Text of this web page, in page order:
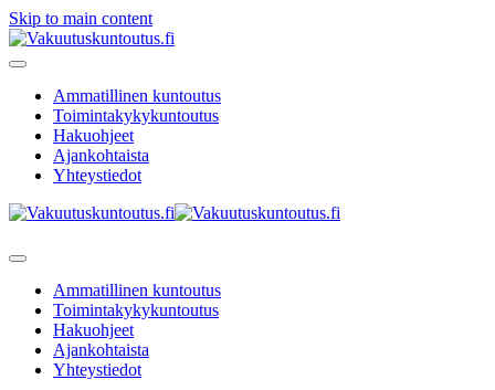
Skip to main content
Ammatillinen kuntoutus
Toimintakykykuntoutus
Hakuohjeet
Ajankohtaista
Yhteystiedot
Ammatillinen kuntoutus
Toimintakykykuntoutus
Hakuohjeet
Ajankohtaista
Yhteystiedot